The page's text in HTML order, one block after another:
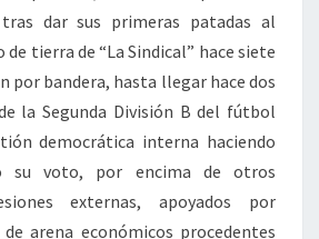
dar sus primeras patadas al
tierra de “La Sindical” hace siete
por bandera, hasta llegar hace dos
la Segunda División B del fútbol
democrática interna haciendo
su voto, por encima de otros
externas, apoyados por
arena económicos procedentes